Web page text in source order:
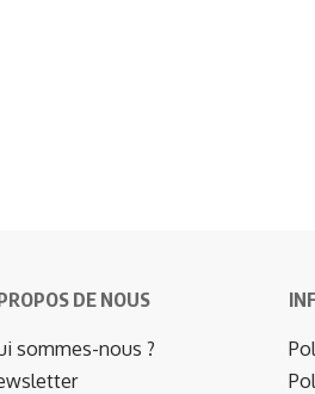
DE NOUS
sommes-nous ?